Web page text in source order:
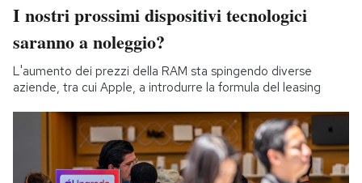
I nostri prossimi dispositivi tecnologici
saranno a noleggio?
L'aumento dei prezzi della RAM sta spingendo diverse
aziende, tra cui Apple, a introdurre la formula del leasing